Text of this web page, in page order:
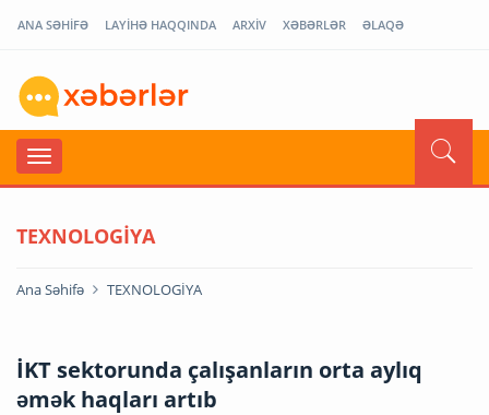
ANA SƏHİFƏ LAYİHƏ HAQQINDA ARXİV XƏBƏRLƏR ƏLAQƏ
TEXNOLOGİYA
Ana Səhifə TEXNOLOGİYA
İKT sektorunda çalışanların orta aylıq
əmək haqları artıb